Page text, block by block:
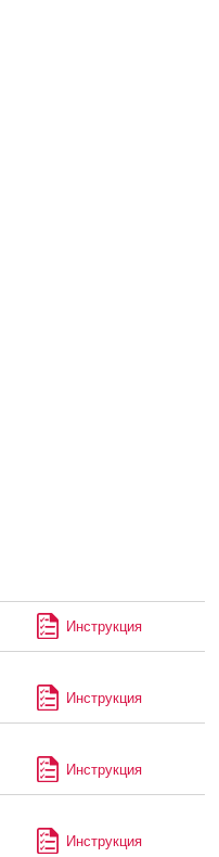
Инструкция
Инструкция
Инструкция
Инструкция